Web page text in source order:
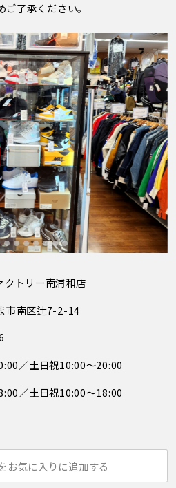
了承ください。
クトリー南浦和店
市南区辻7-2-14
／土日祝10:00～20:00
／土日祝10:00～18:00
お気に入りに追加する